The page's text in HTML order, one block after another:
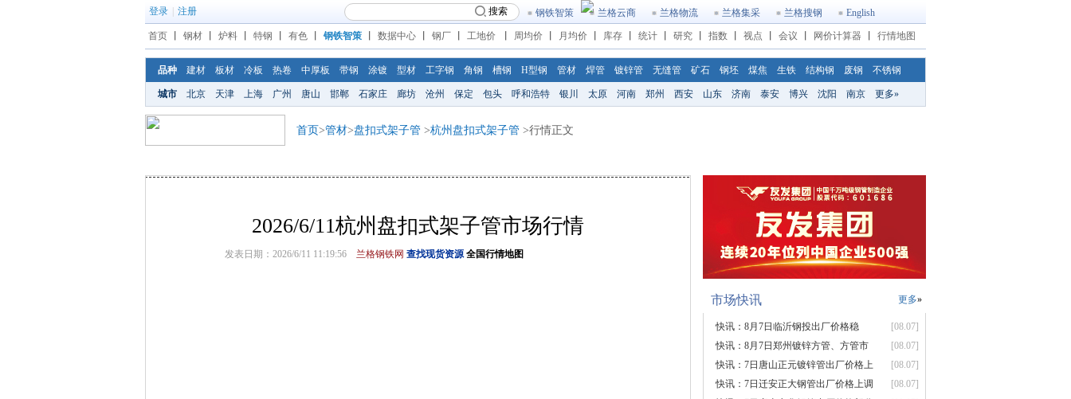
登录 注册 搜索 钢铁智策 兰格云商 兰格物流 兰格集采 兰格搜钢 English
首页 钢材 炉料 特钢 有色 钢铁智策 数据中心 钢厂 工地价 周均价 月均价 库存 统计 研究 指数 视点 会议 网价计算器 行情地图
品种 建材 板材 冷板 热卷 中厚板 带钢 涂镀 型材 工字钢 角钢 槽钢 H型钢 管材 焊管 镀锌管 无缝管 矿石 钢坯 煤焦 生铁 结构钢 废钢 不锈钢
城市 北京 天津 上海 广州 唐山 邯郸 石家庄 廊坊 沧州 保定 包头 呼和浩特 银川 太原 河南 郑州 西安 山东 济南 泰安 博兴 沈阳 南京 更多»
首页>管材>盘扣式架子管 >杭州盘扣式架子管 >行情正文
2026/6/11杭州盘扣式架子管市场行情
发表日期：2026/6/11 11:19:56 兰格钢铁网 查找现货资源 全国行情地图